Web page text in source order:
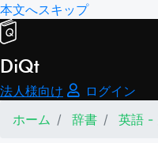
本文へスキップ
DiQt
法人様向け
ログイン
ホーム
辞書 英語 -